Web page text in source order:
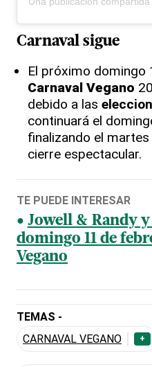
Carnaval sigue
El próximo domingo
Carnaval Vegano
debido a las
continuará el
finalizando el
cierre espectacular.
TE PUEDE INTERESAR
Jowell & Randy y
domingo 11 de
Vegano
TEMAS -
CARNAVAL VEGANO
+